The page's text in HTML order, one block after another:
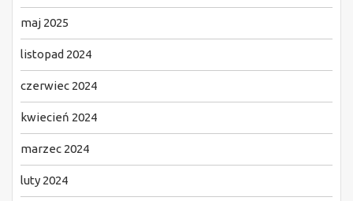
maj 2025
listopad 2024
czerwiec 2024
kwiecień 2024
marzec 2024
luty 2024